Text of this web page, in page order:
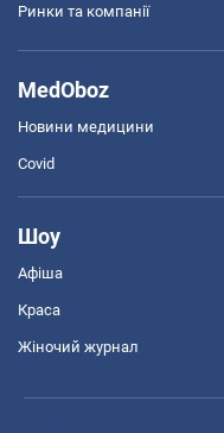
Ринки та компанії
MedOboz
Новини медицини
Covid
Шоу
Афіша
Краса
Жіночий журнал